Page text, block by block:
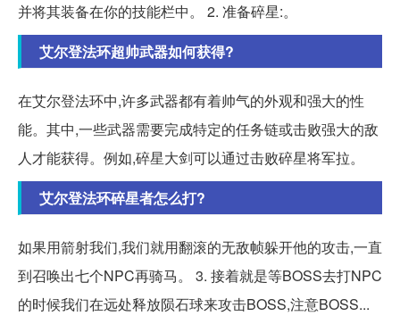
并将其装备在你的技能栏中。 2. 准备碎星:。
艾尔登法环超帅武器如何获得?
在艾尔登法环中,许多武器都有着帅气的外观和强大的性
能。其中,一些武器需要完成特定的任务链或击败强大的敌
人才能获得。例如,碎星大剑可以通过击败碎星将军拉。
艾尔登法环碎星者怎么打?
如果用箭射我们,我们就用翻滚的无敌帧躲开他的攻击,一直
到召唤出七个NPC再骑马。 3. 接着就是等BOSS去打NPC
的时候我们在远处释放陨石球来攻击BOSS,注意BOSS...